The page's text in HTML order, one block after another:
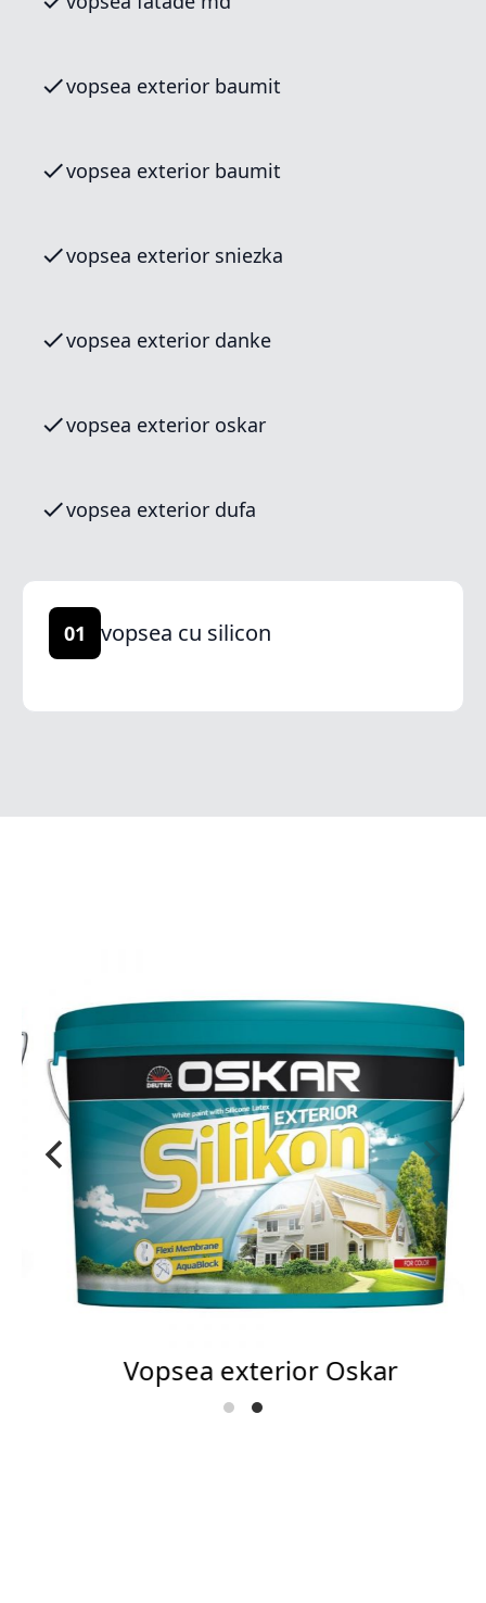
vopsea exterior baumit
vopsea exterior baumit
vopsea exterior sniezka
vopsea exterior danke
vopsea exterior oskar
vopsea exterior dufa
01 vopsea cu silicon
Vopsea exterior Oskar